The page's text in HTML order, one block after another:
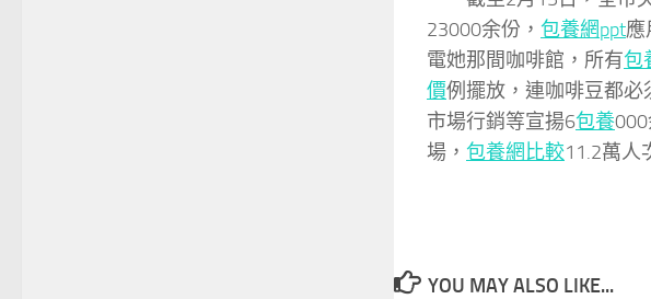
23000余份， 包養網ppt應
電她那間咖啡館，所有包
價例擺放，連咖啡豆都
市場行銷等宣揚6包養
場， 包養網比較11.2萬人
YOU MAY ALSO LIKE...